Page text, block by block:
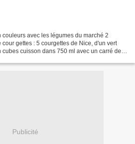
avec les légumes du marché 2
gettes : 5 courgettes de Nice, d'un vert
cuisson dans 750 ml avec un carré de
Publicité